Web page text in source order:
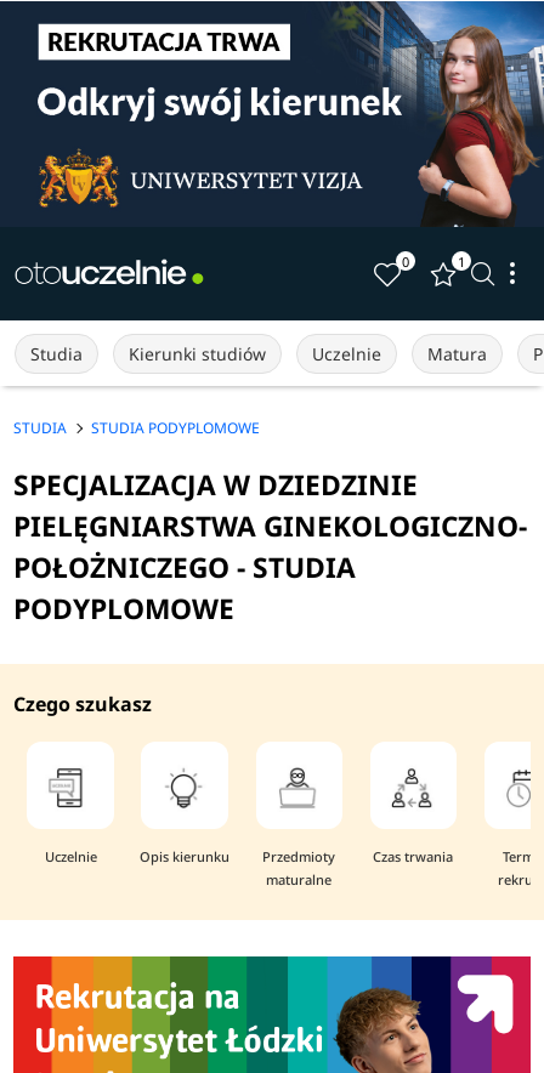
0 1
Studia Kierunki studiów Uczelnie Matura
STUDIA STUDIA PODYPLOMOWE
SPECJALIZACJA W DZIEDZINIE
PIELĘGNIARSTWA GINEKOLOGICZNO-
POŁOŻNICZEGO - STUDIA
PODYPLOMOWE
Czego szukasz
Uczelnie Opis kierunku
Przedmioty
maturalne
Czas trwania